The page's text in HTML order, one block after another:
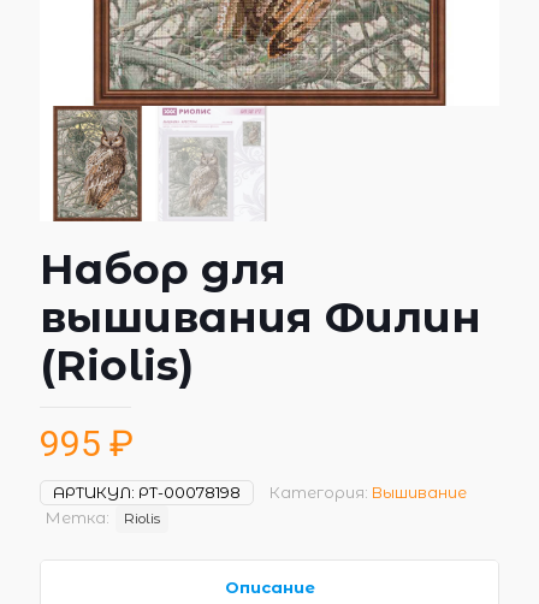
Набор для
вышивания Филин
(Riolis)
995 ₽
АРТИКУЛ: РТ-00078198 Категория: Вышивание
Метка:
Riolis
Описание